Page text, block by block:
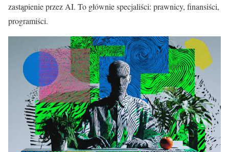
zastąpienie przez AI. To głównie specjaliści: prawnicy, finansiści,
programiści.